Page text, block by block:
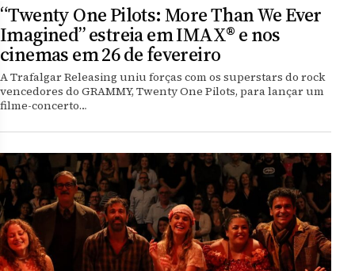
“Twenty One Pilots: More Than We Ever
Imagined” estreia em IMAX® e nos
cinemas em 26 de fevereiro
A Trafalgar Releasing uniu forças com os superstars do rock
vencedores do GRAMMY, Twenty One Pilots, para lançar um
filme-concerto…